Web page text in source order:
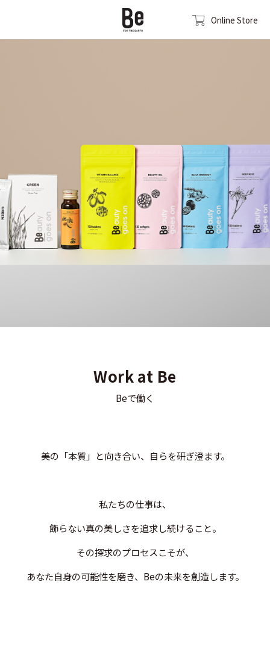
Online Store
Work at Be
Beで働く
美の「本質」と向き合い、自らを研ぎ澄ます。
私たちの仕事は、
飾らない真の美しさを追求し続けること。
その探求のプロセスこそが、
あなた自身の可能性を磨き、Beの未来を創造します。